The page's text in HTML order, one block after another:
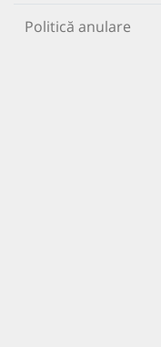
Politică anulare